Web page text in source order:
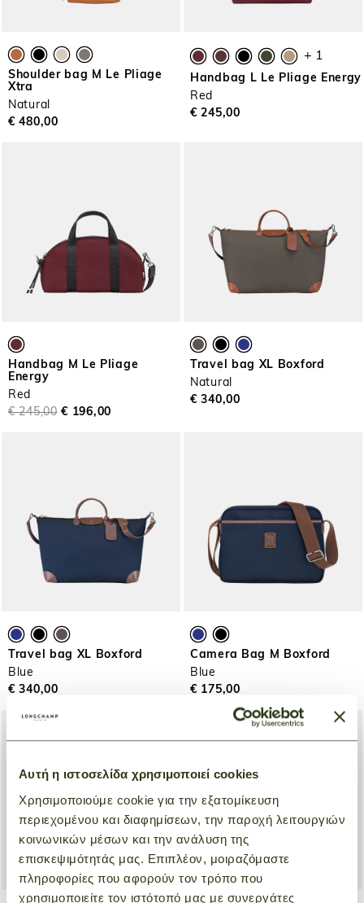
Αυτή η ιστοσελίδα χρησιμοποιεί cookies
Χρησιμοποιούμε cookie για την εξατομίκευση
περιεχομένου και διαφημίσεων, την παροχή λειτουργιών
κοινωνικών μέσων και την ανάλυση της
επισκεψιμότητάς μας. Επιπλέον, μοιραζόμαστε
πληροφορίες που αφορούν τον τρόπο που
χρησιμοποιείτε τον ιστότοπό μας με συνεργάτες
Shoulder bag M Le Pliage
Xtra
Natural
€ 480,00
+ 1
Handbag L Le Pliage Energy
Red
€ 245,00
Handbag M Le Pliage
Energy
Red
€ 245,00 € 196,00
Travel bag XL Boxford
Natural
€ 340,00
Travel bag XL Boxford
Blue
€ 340,00
Camera Bag M Boxford
Blue
€ 175,00